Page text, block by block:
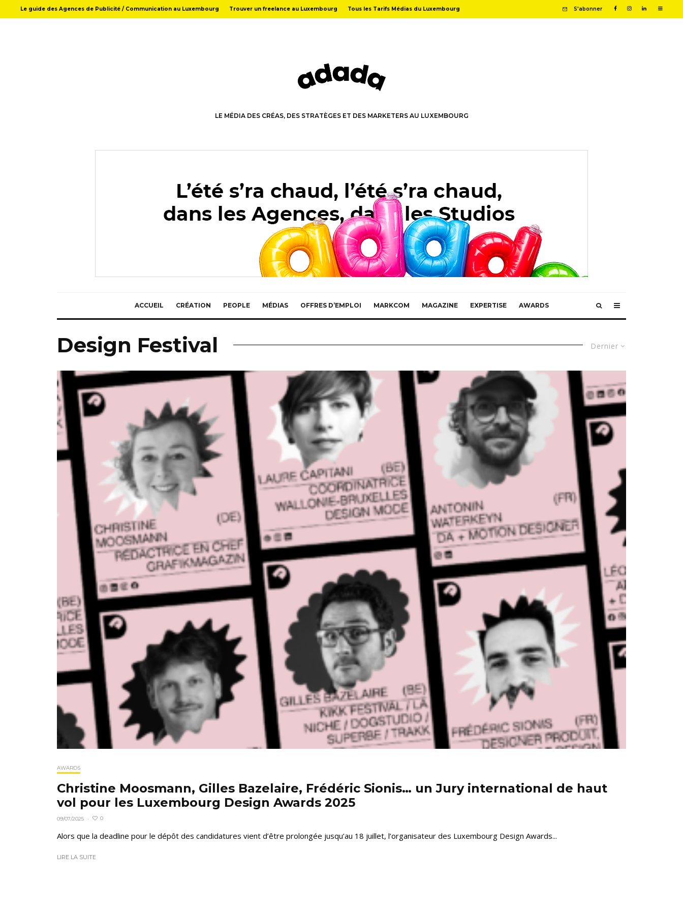
Le guide des Agences de Publicité / Communication au Luxembourg Trouver un freelance au Luxembourg Tous les Tarifs Médias du Luxembourg S'abonner
LE MÉDIA DES CRÉAS, DES STRATÈGES ET DES MARKETERS AU LUXEMBOURG
ACCUEIL CRÉATION PEOPLE MÉDIAS OFFRES D’EMPLOI MARKCOM MAGAZINE EXPERTISE AWARDS
Dernier
Design Festival
AWARDS
Christine Moosmann, Gilles Bazelaire, Frédéric Sionis… un Jury international de haut
vol pour les Luxembourg Design Awards 2025
09/07/2025 · 0
Alors que la deadline pour le dépôt des candidatures vient d’être prolongée jusqu’au 18 juillet, l’organisateur des Luxembourg Design Awards...
LIRE LA SUITE